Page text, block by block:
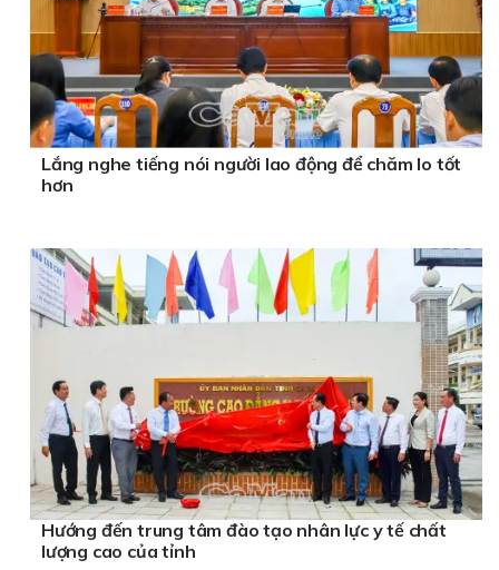
Lắng nghe tiếng nói người lao động để chăm lo tốt
hơn
Hướng đến trung tâm đào tạo nhân lực y tế chất
lượng cao của tỉnh